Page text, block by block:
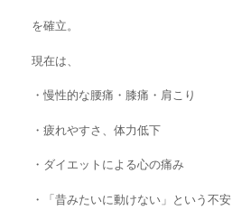
を確立。
現在は、
・慢性的な腰痛・膝痛・肩こり
・疲れやすさ、体力低下
・ダイエットによる心の痛み
・「昔みたいに動けない」という不安